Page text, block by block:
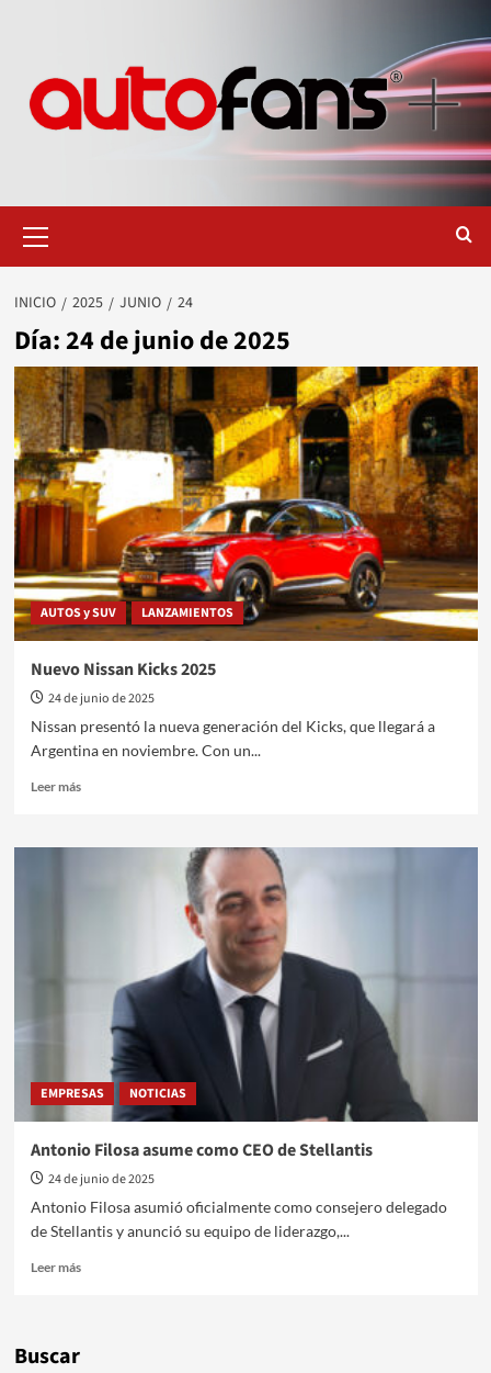
primario
INICIO 2025 JUNIO 24
Día:24 de junio de 2025
AUTOS y SUV LANZAMIENTOS
Nuevo Nissan Kicks 2025
24 de junio de 2025
Nissan presentó la nueva generación del Kicks, que llegará a
Argentina en noviembre. Con un...
Leer másLeer
Nuevo
EMPRESAS NOTICIAS
Antonio Filosa asume como CEO de Stellantis
24 de junio de 2025
Antonio Filosa asumió oficialmente como consejero delegado
de Stellantis y anunció su equipo de liderazgo,...
Leer másLeer
Buscar